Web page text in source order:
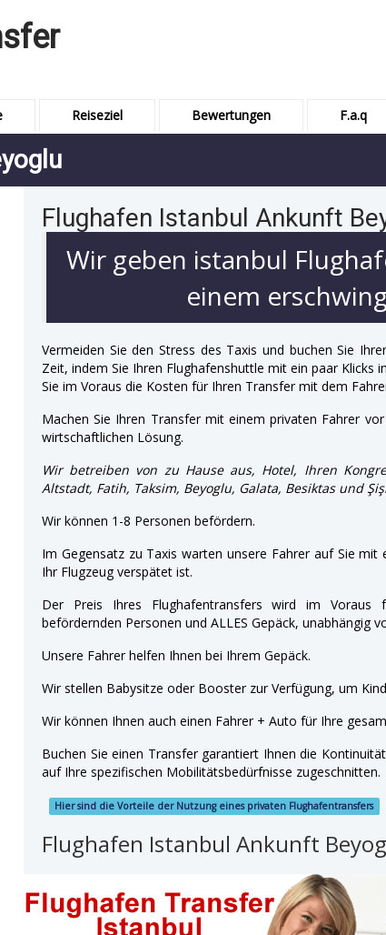
Reiseziel Bewertungen F.a.q
Flughafen Istanbul Ankunft
Wir geben istanbul
einem
Vermeiden Sie den Stress des Taxis und buchen Sie
Zeit, indem Sie Ihren Flughafenshuttle mit ein paar Klicks
Sie im Voraus die Kosten für Ihren Transfer mit dem
Machen Sie Ihren Transfer mit einem privaten Fahrer
wirtschaftlichen Lösung.
Wir betreiben von zu Hause aus, Hotel, Ihren
Altstadt, Fatih, Taksim, Beyoglu, Galata, Besiktas und
Wir können 1-8 Personen befördern.
Im Gegensatz zu Taxis warten unsere Fahrer auf Sie
Ihr Flugzeug verspätet ist.
Der Preis Ihres Flughafentransfers wird im
befördernden Personen und ALLES Gepäck, unabhängig
Unsere Fahrer helfen Ihnen bei Ihrem Gepäck.
Wir stellen Babysitze oder Booster zur Verfügung, um
Wir können Ihnen auch einen Fahrer + Auto für Ihre
Buchen Sie einen Transfer garantiert Ihnen die
auf Ihre spezifischen Mobilitätsbedürfnisse zugeschnitten.
Hier sind die Vorteile der Nutzung eines privaten Flughafentransfers
Flughafen Istanbul Ankunft